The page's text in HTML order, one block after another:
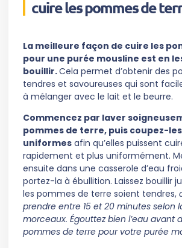
cuire les pommes de
La meilleure façon de cuire les
pour une purée mousline est en
bouillir.Cela permet d’obtenir des
tendres et savoureuses qui sont
à mélanger avec le lait et le beurre.
Commencez par laver
pommes de terre, puis coupez-
uniformes afin qu’elles puissent
rapidement et plus uniformément.
ensuite dans une casserole d’eau
portez-la à ébullition. Laissez bouillir
les pommes de terre soient tendres,
prendre entre 15 et 20 minutes selon
morceaux. Égouttez bien l’eau avant
pommes de terre pour votre purée